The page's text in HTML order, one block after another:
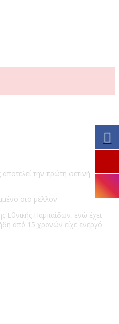
την πρώτη φετινή
στο μέλλον.
Εθνικής Παμπαίδων, ενώ έχει
από 15 χρονών είχε ενεργό